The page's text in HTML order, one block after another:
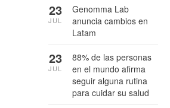
Genomma Lab
anuncia cambios en
Latam
23
JUL
88% de las personas
en el mundo afirma
seguir alguna rutina
para cuidar su salud
23
JUL